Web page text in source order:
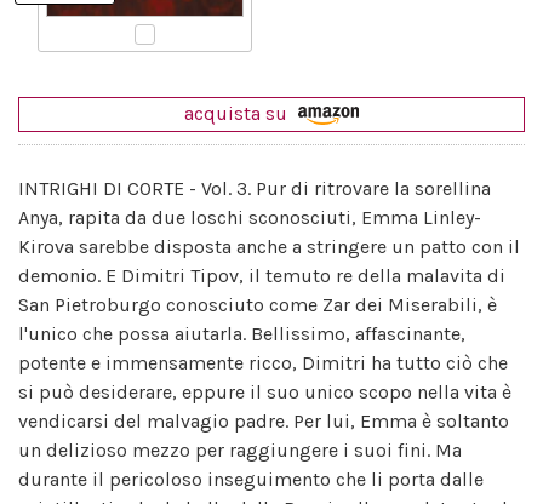
acquista su
INTRIGHI DI CORTE - Vol. 3. Pur di ritrovare la sorellina
Anya, rapita da due loschi sconosciuti, Emma Linley-
Kirova sarebbe disposta anche a stringere un patto con il
demonio. E Dimitri Tipov, il temuto re della malavita di
San Pietroburgo conosciuto come Zar dei Miserabili, è
l'unico che possa aiutarla. Bellissimo, affascinante,
potente e immensamente ricco, Dimitri ha tutto ciò che
si può desiderare, eppure il suo unico scopo nella vita è
vendicarsi del malvagio padre. Per lui, Emma è soltanto
un delizioso mezzo per raggiungere i suoi fini. Ma
durante il pericoloso inseguimento che li porta dalle